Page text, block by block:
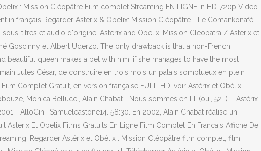
: Mission Cléopâtre Film complet Streaming EN LIGNE in HD-720p Video
français Regarder Astérix & Obélix: Mission Cléopâtre - Le Comankonafé
titres et audio d'origine. Asterix and Obelix, Mission Cleopatra / Astérix et
Goscinny et Albert Uderzo. The only drawback is that a non-French
beautiful queen makes a bet with him: if she manages to have the most
Jules César, de construire en trois mois un palais somptueux en plein
Complet Gratuit, en version française FULL-HD, voir Astérix et Obélix :
Monica Bellucci, Alain Chabat... Nous sommes en LII (oui, 52 !) ... Astérix
- AlloCin . Samueleastone14. 58:30. En 2002, Alain Chabat réalise un
Et Obelix Films Gratuits En Ligne Film Complet En Francais Affiche De
Regarder Astérix et Obélix : Mission Cléopâtre film complet, film